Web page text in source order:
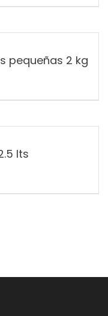
pequeñas 2 kg
lts